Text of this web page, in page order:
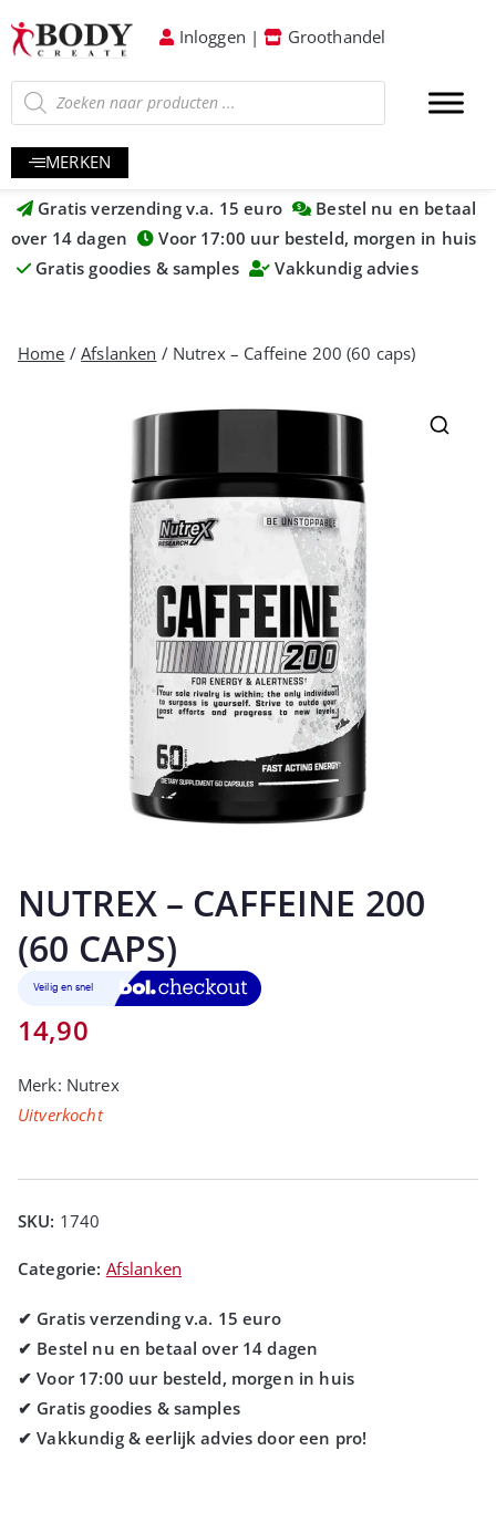
Inloggen | Groothandel
MERKEN
Gratis verzending v.a. 15 euro
Bestel nu en betaal
over 14 dagen
Voor 17:00 uur besteld, morgen in huis
Gratis goodies & samples
Vakkundig advies
Home /Afslanken / Nutrex – Caffeine 200 (60 caps)
NUTREX – CAFFEINE 200
(60 CAPS)
14,90
Merk: Nutrex
Uitverkocht
SKU: 1740
Categorie: Afslanken